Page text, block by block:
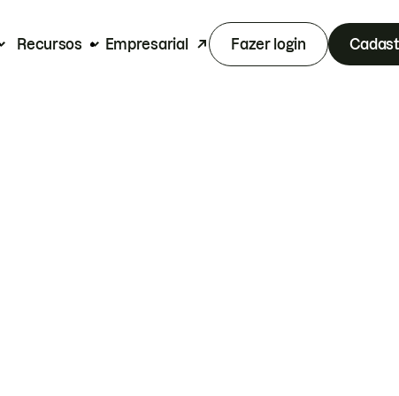
Recursos Empresarial Fazer login